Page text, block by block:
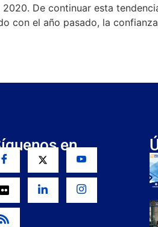
De continuar esta
con el año pasado, la
en